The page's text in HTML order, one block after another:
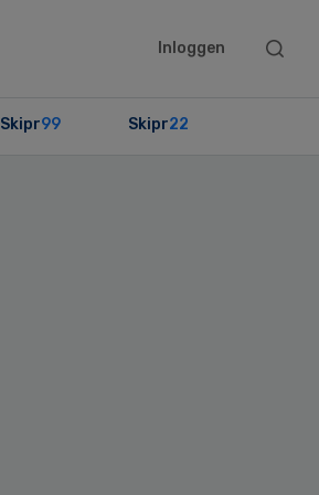
Inloggen
Search
Skipr99 Skipr22